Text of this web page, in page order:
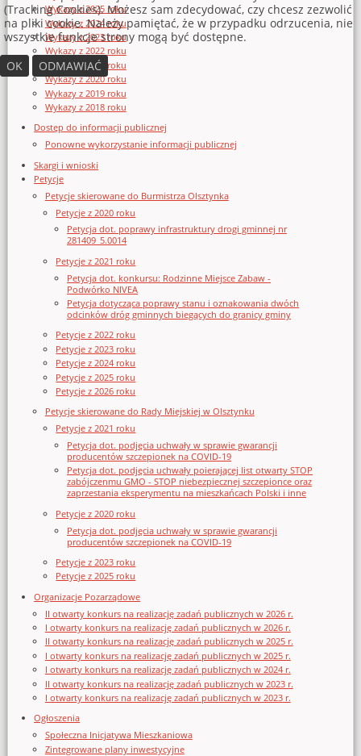
Wykazy z 2025 roku
Wykazy z 2024 roku
Wykazy z 2023 roku
Wykazy z 2022 roku
Wykazy z 2021 roku
Wykazy z 2020 roku
Wykazy z 2019 roku
Wykazy z 2018 roku
Dostęp do informacji publicznej
Ponowne wykorzystanie informacji publicznej
Skargi i wnioski
Petycje
Petycje skierowane do Burmistrza Olsztynka
Petycje z 2020 roku
Petycja dot. poprawy infrastruktury drogi gminnej nr
281409_5.0014
Petycje z 2021 roku
Petycja dot. konkursu: Rodzinne Miejsce Zabaw -
Podwórko NIVEA
Petycja dotycząca poprawy stanu i oznakowania dwóch
odcinków dróg gminnych biegących do granicy gminy
Petycje z 2022 roku
Petycje z 2023 roku
Petycje z 2024 roku
Petycje z 2025 roku
Petycje z 2026 roku
Petycje skierowane do Rady Miejskiej w Olsztynku
Petycje z 2021 roku
Petycja dot. podjęcia uchwały w sprawie gwarancji
producentów szczepionek na COVID-19
Petycja dot. podjęcia uchwały poierającej list otwarty STOP
zabójczenmu GMO - STOP niebezpiecznej szczepionce oraz
zaprzestania eksperymentu na mieszkańcach Polski i inne
Petycje z 2020 roku
Petycja dot. podjęcia uchwały w sprawie gwarancji
producentów szczepionek na COVID-19
Petycje z 2023 roku
Petycje z 2025 roku
Organizacje Pozarządowe
II otwarty konkurs na realizację zadań publicznych w 2026 r.
I otwarty konkurs na realizację zadań publicznych w 2026 r.
II otwarty konkurs na realizację zadań publicznych w 2025 r.
I otwarty konkurs na realizację zadań publicznych w 2025 r.
I otwarty konkurs na realizację zadań publicznych w 2024 r.
II otwarty konkurs na realizację zadań publicznych w 2023 r.
I otwarty konkurs na realizację zadań publicznych w 2023 r.
Ogłoszenia
Społeczna Inicjatywa Mieszkaniowa
Zintegrowane plany inwestycyjne
(Tracking Cookies). Możesz sam zdecydować, czy chcesz zezwolić
na pliki cookie. Należy pamiętać, że w przypadku odrzucenia, nie
wszystkie funkcje strony mogą być dostępne.
OK
ODMAWIAĆ